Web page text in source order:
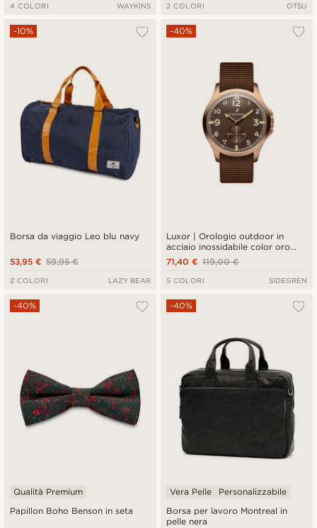
4 COLORI WAYKINS 2 COLORI OTSU
Borsa da viaggio Leo blu navy
-10%
59,95 €
53,95 €
2 COLORI LAZY BEAR
Luxor | Orologio outdoor in
acciaio inossidabile color oro
rosa in stile vintage
-40%
119,00 €
71,40 €
5 COLORI SIDEGREN
Papillon Boho Benson in seta
-40%
Qualità Premium
Borsa per lavoro Montreal in
pelle nera
-40%
Vera Pelle Personalizzabile